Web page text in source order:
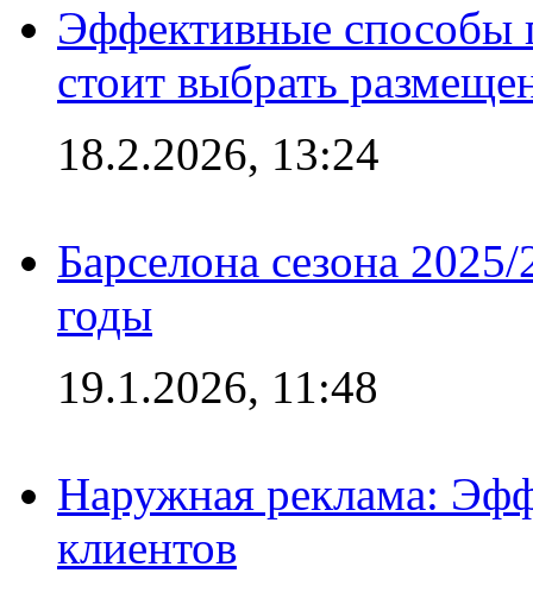
Эффективные способы
стоит выбрать
18.2.2026, 13:24
Барселона сезона
годы
19.1.2026, 11:48
Наружная реклама:
клиентов